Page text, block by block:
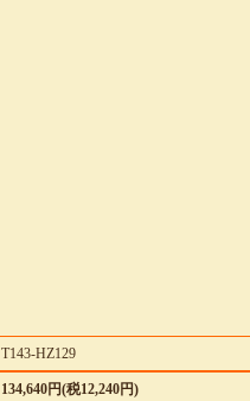
T143-HZ129
134,640円(税12,240円)